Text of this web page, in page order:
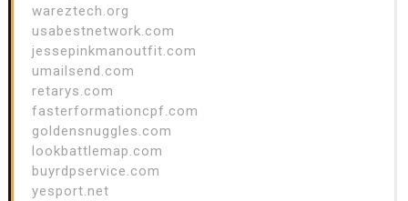
wareztech.org
usabestnetwork.com
jessepinkmanoutfit.com
umailsend.com
retarys.com
fasterformationcpf.com
goldensnuggles.com
lookbattlemap.com
buyrdpservice.com
yesport.net